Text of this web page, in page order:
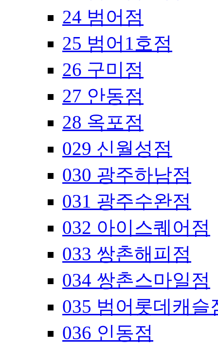
24 범어점
25 범어1호점
26 구미점
27 안동점
28 옥포점
029 신월성점
030 광주하남점
031 광주수완점
032 아이스퀘어점
033 쌍촌해피점
034 쌍촌스마일점
035 범어롯데캐슬
036 인동점